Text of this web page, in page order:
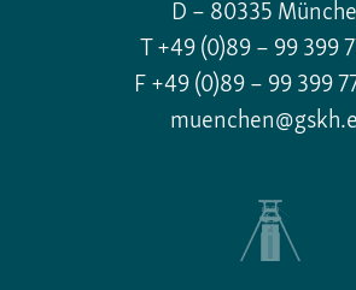
D – 80335
T +49 (0)89 – 99 399
F +49 (0)89 – 99 399